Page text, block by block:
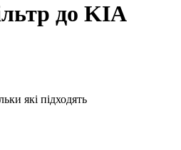
до KIA
які підходять